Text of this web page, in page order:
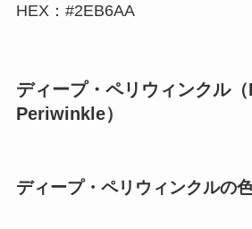
HEX：#2EB6AA
ディープ・ペリウィンクル
Periwinkle）
ディープ・ペリウィンクルの